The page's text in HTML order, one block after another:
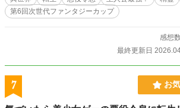
オナルドの行動は少なからず周囲に影響を与えていく。 自身の死亡回避、
て悠々自適なスローライフという目標に向かって順調
ームと今レオナルドが生きている現実で展開が違って
っかけにレオナルドの考え方は変わっていくことと
えなかった情報がわかったり、自分がプレイしたゲー
ないレオナルドは果たして死亡エンドを回避できるのか―――。
セルフレイティングです。 10/10 男性向けHOTランキング３位！ 10/11 男性
向けHOTランキング２位！ 10/13 男性向けHOTラン
第6回次世代ファンタジーカップ
感想
最終更新日
7 お